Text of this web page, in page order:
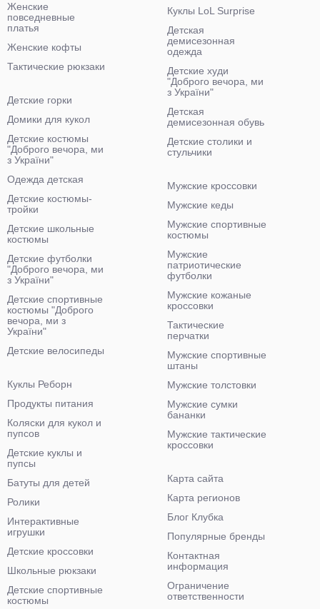
Женские
повседневные
платья
Женские кофты
Тактические рюкзаки
Куклы LoL Surprise
Детская
демисезонная
одежда
Детские худи
"Доброго вечора, ми
з України"
Детская
демисезонная обувь
Детские столики и
стульчики
Детские горки
Домики для кукол
Детские костюмы
"Доброго вечора, ми
з України"
Одежда детская
Детские костюмы-
тройки
Детские школьные
костюмы
Детские футболки
"Доброго вечора, ми
з України"
Детские спортивные
костюмы "Доброго
вечора, ми з
України"
Детские велосипеды
Мужские кроссовки
Мужские кеды
Мужские спортивные
костюмы
Мужские
патриотические
футболки
Мужские кожаные
кроссовки
Тактические
перчатки
Мужские спортивные
штаны
Мужские толстовки
Мужские сумки
бананки
Мужские тактические
кроссовки
Куклы Реборн
Продукты питания
Коляски для кукол и
пупсов
Детские куклы и
пупсы
Батуты для детей
Ролики
Интерактивные
игрушки
Детские кроссовки
Школьные рюкзаки
Детские спортивные
костюмы
Карта сайта
Карта регионов
Блог Клубка
Популярные бренды
Контактная
информация
Ограничение
ответственности